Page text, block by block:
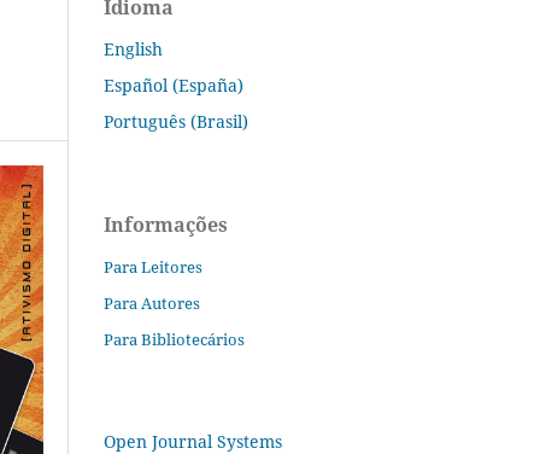
Idioma
English
Español (España)
Português (Brasil)
Informações
Para Leitores
Para Autores
Para Bibliotecários
Open Journal Systems